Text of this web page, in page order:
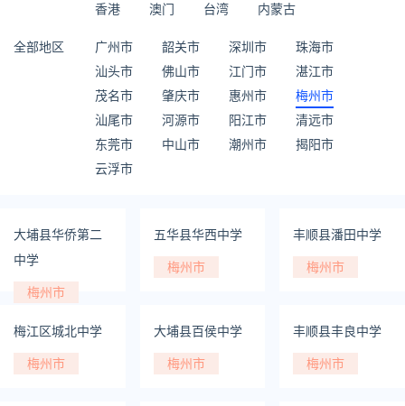
香港
澳门 台湾 内蒙古
全部地区 广州市 韶关市 深圳市
珠海市
汕头市
佛山市 江门市
湛江市
茂名市
肇庆市 惠州市
梅州市
汕尾市
河源市 阳江市
清远市
东莞市
中山市 潮州市
揭阳市
云浮市
大埔县华侨第二
中学
梅州市
五华县华西中学
梅州市
丰顺县潘田中学
梅州市
梅江区城北中学
梅州市
大埔县百侯中学
梅州市
丰顺县丰良中学
梅州市